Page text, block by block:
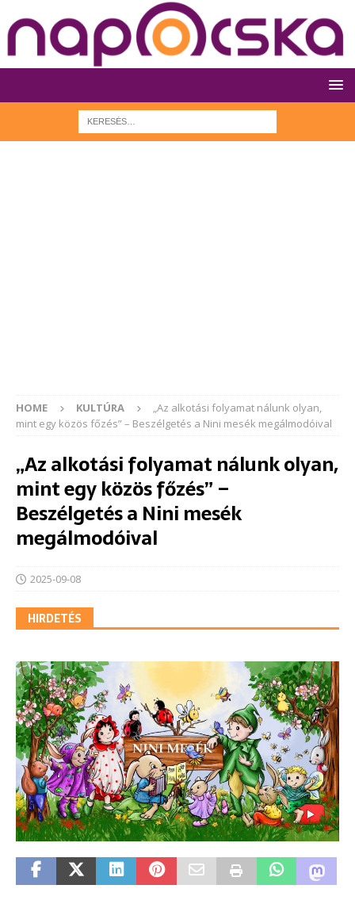
HOME KULTÚRA
„Az alkotási folyamat nálunk olyan,
mint egy közös főzés” – Beszélgetés a Nini mesék megálmodóival
„Az alkotási folyamat nálunk olyan,
mint egy közös főzés” –
Beszélgetés a Nini mesék
megálmodóival
2025-09-08
HIRDETÉS